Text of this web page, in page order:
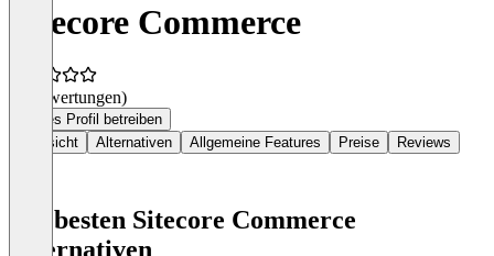
Sitecore Commerce
(0 Bewertungen)
Dieses Profil betreiben
Übersicht
Alternativen Allgemeine Features Preise Reviews
Die besten Sitecore Commerce
Alternativen